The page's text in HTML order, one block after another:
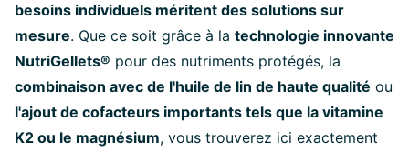
besoins individuels méritent des solutions sur
mesure. Que ce soit grâce à la technologie innovante
NutriGellets® pour des nutriments protégés, la
combinaison avec de l'huile de lin de haute qualité ou
l'ajout de cofacteurs importants tels que la vitamine
K2 ou le magnésium, vous trouverez ici exactement